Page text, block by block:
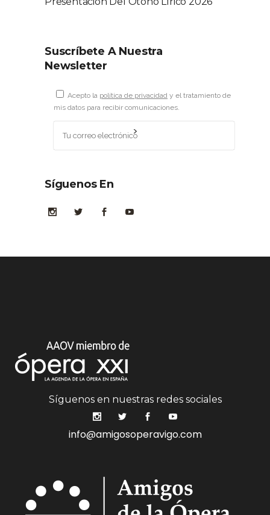
Suscríbete A Nuestra
Newsletter
Acepto la política de privacidad y el tratamiento de
mis datos para recibir comunicaciones.
Síguenos En
Síguenos en nuestras redes sociales
info@amigosoperavigo.com